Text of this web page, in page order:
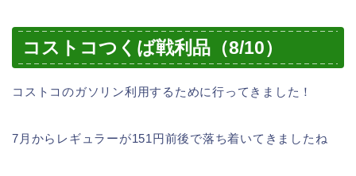
コストコつくば戦利品（8/10）
コストコのガソリン利用するために行ってきました！
7月からレギュラーが151円前後で落ち着いてきましたね